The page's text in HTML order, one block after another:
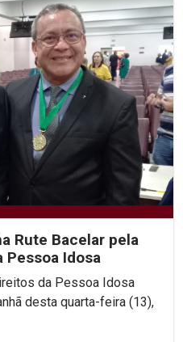
Rute Bacelar pela
Pessoa Idosa
da Pessoa Idosa
desta quarta-feira (13),